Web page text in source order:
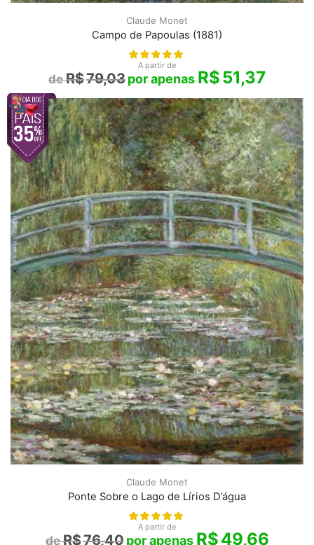
Claude Monet
Campo de Papoulas (1881)
A partir de
R$79,03 R$51,37
Claude Monet
Ponte Sobre o Lago de Lírios D’água
A partir de
R$76,40 R$49,66